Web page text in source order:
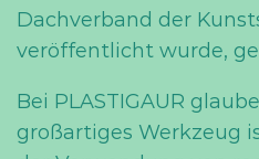
Dachverband der
veröffentlicht wurde,
Bei PLASTIGAUR
großartiges Werkzeug